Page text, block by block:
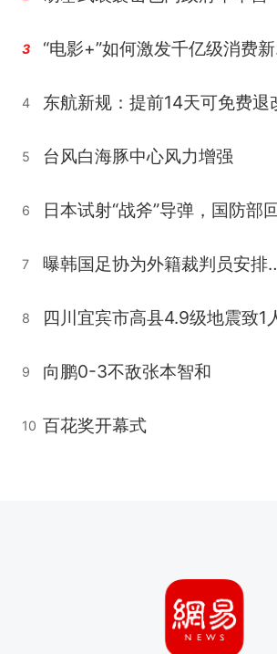
3 “电
4 东航新规：提前14天可免费退
5 台风白海豚中心风力增强
6
7 曝韩国足协为外
8
9 向鹏0-3不敌张本智和
10 百花奖开幕式